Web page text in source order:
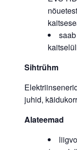
Sihtrühm
juhid,
Alateemad